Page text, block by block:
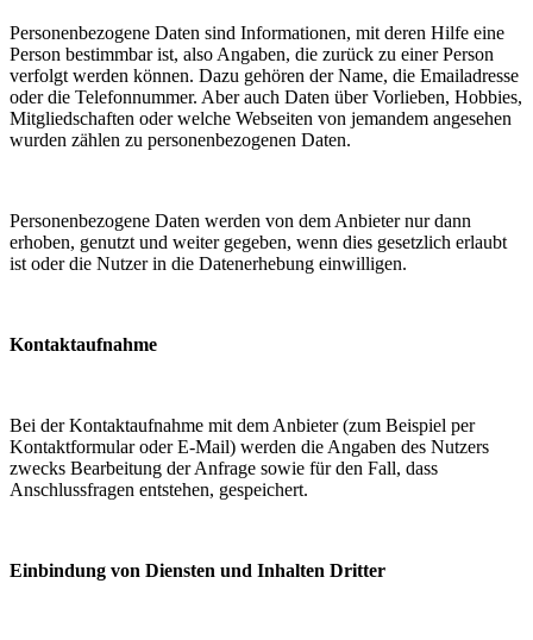
Personenbezogene Daten sind Informationen, mit deren Hilfe eine
Person bestimmbar ist, also Angaben, die zurück zu einer Person
verfolgt werden können. Dazu gehören der Name, die Emailadresse
oder die Telefonnummer. Aber auch Daten über Vorlieben, Hobbies,
Mitgliedschaften oder welche Webseiten von jemandem angesehen
wurden zählen zu personenbezogenen Daten.
Personenbezogene Daten werden von dem Anbieter nur dann
erhoben, genutzt und weiter gegeben, wenn dies gesetzlich erlaubt
ist oder die Nutzer in die Datenerhebung einwilligen.
Kontaktaufnahme
Bei der Kontaktaufnahme mit dem Anbieter (zum Beispiel per
Kontaktformular oder E-Mail) werden die Angaben des Nutzers
zwecks Bearbeitung der Anfrage sowie für den Fall, dass
Anschlussfragen entstehen, gespeichert.
Einbindung von Diensten und Inhalten Dritter